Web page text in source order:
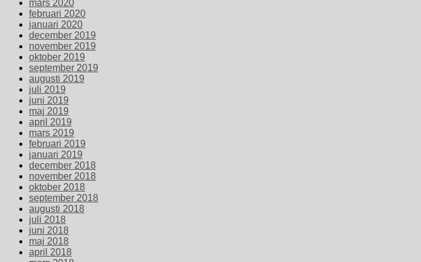
mars 2020
februari 2020
januari 2020
december 2019
november 2019
oktober 2019
september 2019
augusti 2019
juli 2019
juni 2019
maj 2019
april 2019
mars 2019
februari 2019
januari 2019
december 2018
november 2018
oktober 2018
september 2018
augusti 2018
juli 2018
juni 2018
maj 2018
april 2018